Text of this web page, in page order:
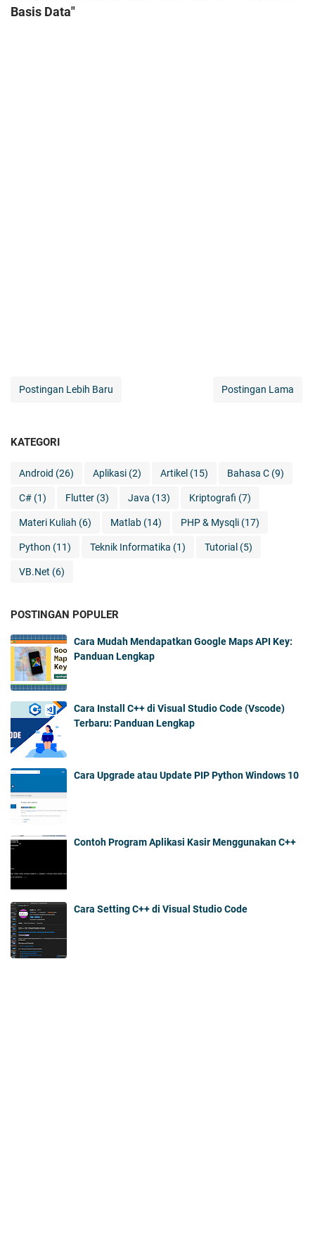
Basis Data"
Postingan Lebih Baru Postingan Lama
KATEGORI
Android (26) Aplikasi (2) Artikel (15) Bahasa C (9)
C# (1) Flutter (3) Java (13) Kriptografi (7)
Materi Kuliah (6) Matlab (14) PHP & Mysqli (17)
Python (11) Teknik Informatika (1) Tutorial (5)
VB.Net (6)
POSTINGAN POPULER
Cara Mudah Mendapatkan Google Maps API Key:
Panduan Lengkap
Cara Install C++ di Visual Studio Code (Vscode)
Terbaru: Panduan Lengkap
Cara Upgrade atau Update PIP Python Windows 10
Contoh Program Aplikasi Kasir Menggunakan C++
Cara Setting C++ di Visual Studio Code